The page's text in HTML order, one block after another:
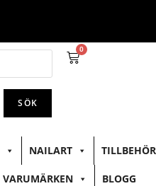
SÖK
0
NAILART TILLBEHÖR
VARUMÄRKEN BLOGG